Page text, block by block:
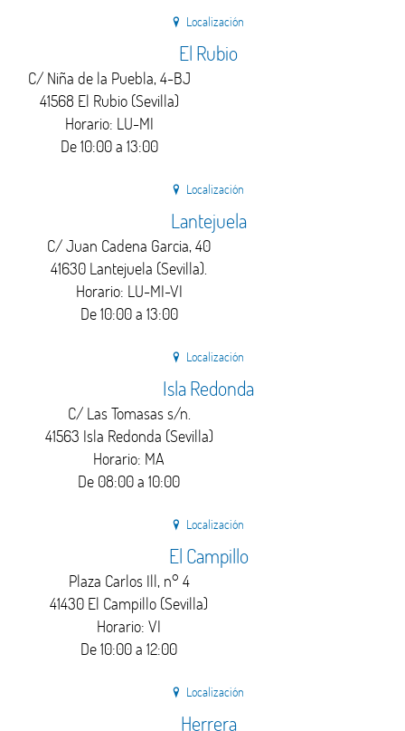
Localización
El Rubio
C/ Niña de la Puebla, 4-BJ
41568 El Rubio (Sevilla)
Horario: LU-MI
De 10:00 a 13:00
Localización
Lantejuela
C/ Juan Cadena Garcia, 40
41630 Lantejuela (Sevilla).
Horario: LU-MI-VI
De 10:00 a 13:00
Localización
Isla Redonda
C/ Las Tomasas s/n.
41563 Isla Redonda (Sevilla)
Horario: MA
De 08:00 a 10:00
Localización
El Campillo
Plaza Carlos Ill, n° 4
41430 El Campillo (Sevilla)
Horario: VI
De 10:00 a 12:00
Localización
Herrera